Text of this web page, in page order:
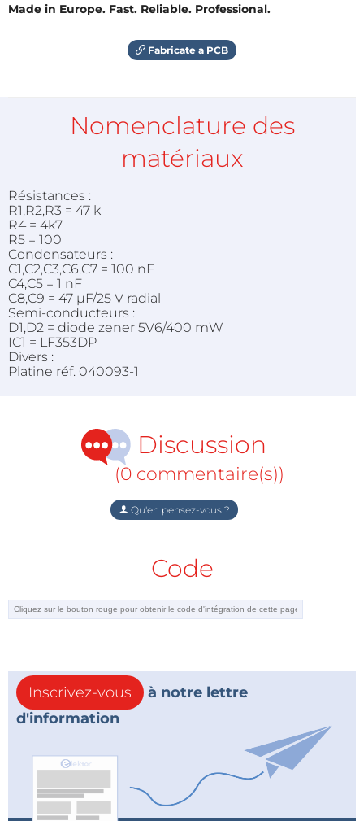
Made in Europe. Fast. Reliable. Professional.
Fabricate a PCB
Nomenclature des
matériaux
Résistances :
R1,R2,R3 = 47 k
R4 = 4k7
R5 = 100
Condensateurs :
C1,C2,C3,C6,C7 = 100 nF
C4,C5 = 1 nF
C8,C9 = 47 µF/25 V radial
Semi-conducteurs :
D1,D2 = diode zener 5V6/400 mW
IC1 = LF353DP
Divers :
Platine réf. 040093-1
Discussion
(0 commentaire(s))
Qu'en pensez-vous ?
Code
Inscrivez-vous
à notre lettre
d'information